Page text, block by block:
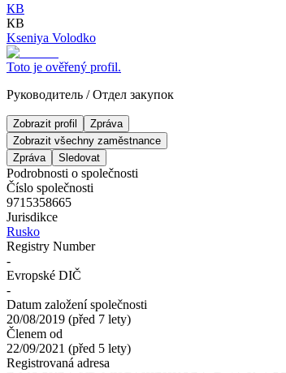
КВ
КВ
Kseniya Volodko
Toto je ověřený profil.
Руководитель /Отдел закупок
Zobrazit profil
Zpráva
Zobrazit všechny zaměstnance
Zpráva
Sledovat
Podrobnosti o společnosti
Číslo společnosti
9715358665
Jurisdikce
Rusko
Registry Number
-
Evropské DIČ
-
Datum založení společnosti
20/08/2019 (před 7 lety)
Členem od
22/09/2021 (před 5 lety)
Registrovaná adresa